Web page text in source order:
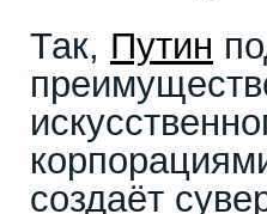
Так, Путин
создаёт